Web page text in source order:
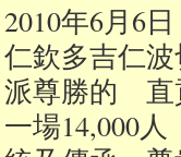
2010年6月6
仁欽多吉仁
派尊勝的 直
一場14,000